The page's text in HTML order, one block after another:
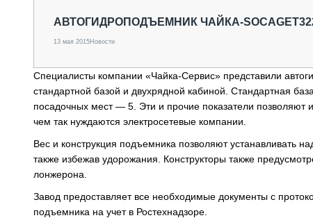
ГРУЗОПЕРЕВОЗКИ
ИСПЫТАТЕЛИ
ТЕХНОЛОГИИ
ДОРОЖНАЯ ИНДУСТРИЯ
СЕРВИСМЕНЫ
АВТОГИДРОПОДЪЕМНИК ЧАЙКА-
13 мая 2015Новости
Специалисты компании «Чайка-Сервис» представили
стандартной базой и двухрядной кабиной. Стандартная
посадочных мест — 5. Эти и прочие показатели позволяют
чем так нуждаются электросетевые компании.
Вес и конструкция подъемника позволяют устанавливать
также избежав удорожания. Конструкторы также
лонжерона.
Завод предоставляет все необходимые документы с
подъемника на учет в Ростехнадзоре.